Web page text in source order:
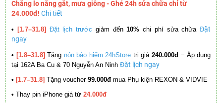
Chẳng lo nắng gắt, mưa giông - Ghé 24h sửa chữa chỉ từ
24.000đ! Chi tiết
• [1.7–31.8] Đặt lịch trước giảm đến10% chi phí sửa chữa Đặt
ngay
• [1.8–31.8] Tặng nón bảo hiểm 24hStore trị giá 240.000đ – Áp dụng
tại 162A Ba Cu & 70 Nguyễn An Ninh Đặt lịch ngay
• [1.7–31.8] Tặng voucher 99.000đ mua Phụ kiện REXON & VIDVIE
• Thay pin iPhone giá từ 24.000đ